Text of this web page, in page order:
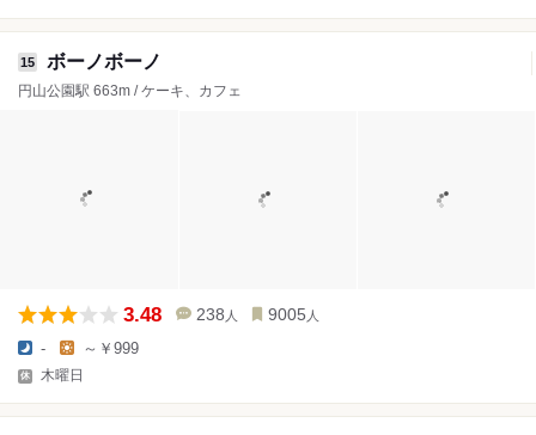
15 ボーノボーノ
円山公園駅 663m / ケーキ、カフェ
3.48 238 人 9005 人
- ～￥999
木曜日